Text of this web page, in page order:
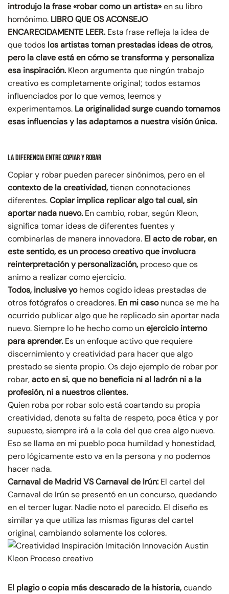
introdujo la frase «robar como un artista»en su libro
homónimo. LIBRO QUE OS ACONSEJO
ENCARECIDAMENTE LEER. Esta frase refleja la idea de
que todos los artistas toman prestadas ideas de otros,
pero la clave está en cómo se transforma y personaliza
esa inspiración. Kleon argumenta que ningún trabajo
creativo es completamente original; todos estamos
influenciados por lo que vemos, leemos y
experimentamos. La originalidad surge cuando tomamos
esas influencias y las adaptamos a nuestra visión única.
La Diferencia entre Copiar y Robar
Copiar y robar pueden parecer sinónimos, pero en el
contexto de la creatividad,tienen connotaciones
diferentes.Copiar implica replicar algo tal cual, sin
aportar nada nuevo. En cambio, robar, según Kleon,
significa tomar ideas de diferentes fuentes y
combinarlas de manera innovadora. El acto de robar, en
este sentido, es un proceso creativo que involucra
reinterpretación y personalización, proceso que os
animo a realizar como ejercicio.
Todos, inclusive yohemos cogido ideas prestadas de
otros fotógrafos o creadores. En mi casonunca se me ha
ocurrido publicar algo que he replicado sin aportar nada
nuevo. Siempre lo he hecho como unejercicio interno
para aprender. Es un enfoque activo que requiere
discernimiento y creatividad para hacer que algo
prestado se sienta propio. Os dejo ejemplo de robar por
robar,acto en si, que no beneficia ni al ladrón ni a la
profesión, ni a nuestros clientes.
Quien roba por robar solo está coartando su propia
creatividad, denota su falta de respeto, poca ética y por
supuesto, siempre irá a la cola del que crea algo nuevo.
Eso se llama en mi pueblo poca humildad y honestidad,
pero lógicamente esto va en la persona y no podemos
hacer nada.
Carnaval de Madrid VS Carnaval de Irún: El cartel del
Carnaval de Irún se presentó en un concurso, quedando
en el tercer lugar. Nadie noto el parecido. El diseño es
similar ya que utiliza las mismas figuras del cartel
original, cambiando solamente los colores.
El plagio o copia más descarado de la historia,cuando